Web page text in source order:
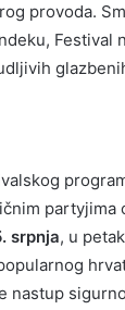
provoda.
Festival
partyjima
srpnja, u
nastup